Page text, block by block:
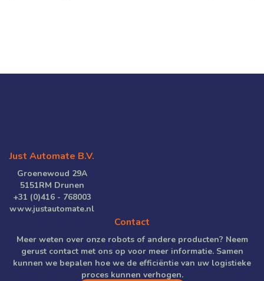
Just Automate B.V.
Groenewoud 29A
5151RM Drunen
+31 (0)416 - 768003
www.justautomate.nl
Contact
Meer weten over onze robots of andere producten? Neem
gerust contact met ons op voor meer informatie. Samen
kunnen we bepalen hoe we de efficiëntie van uw logistieke
proces kunnen verhogen.